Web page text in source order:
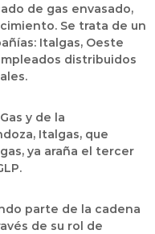
de gas envasado,
Se trata de un
Italgas, Oeste
distribuidos
y de la
Italgas, que
ya araña el tercer
parte de la cadena
de su rol de